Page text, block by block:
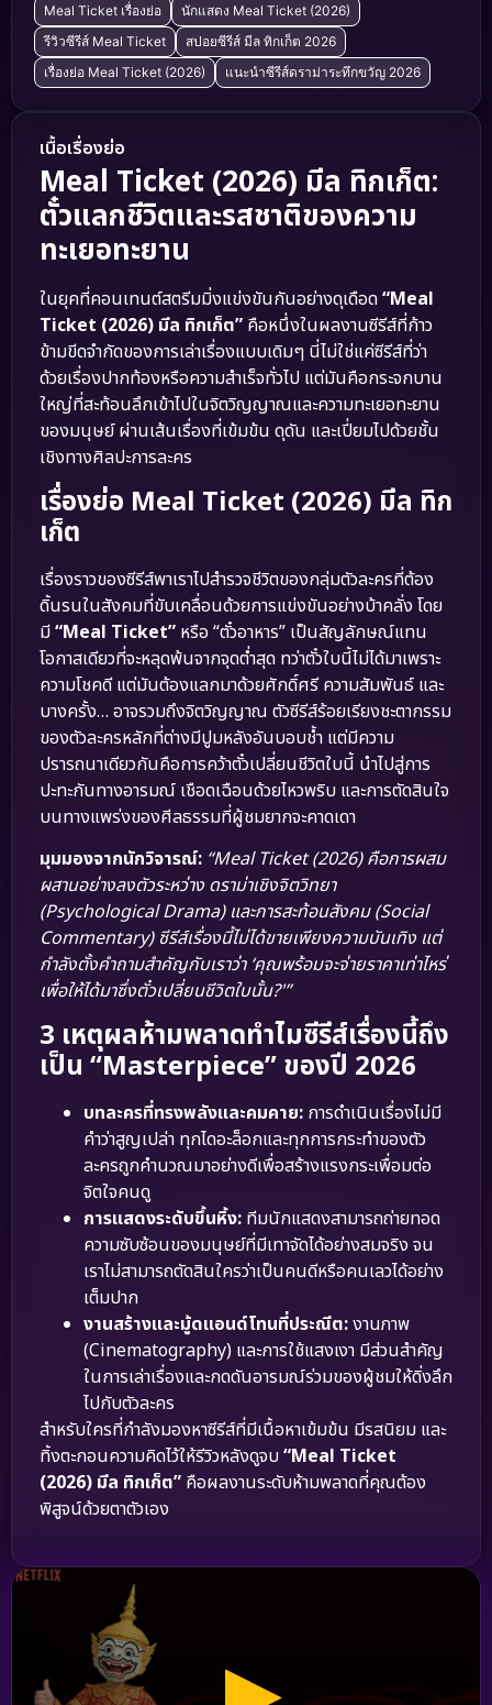
Meal Ticket เรื่องย่อ
นักแสดง Meal Ticket (2026)
รีวิวซีรีส์ Meal Ticket
สปอยซีรีส์ มีล ทิกเก็ต 2026
เรื่องย่อ Meal Ticket (2026)
แนะนำซีรีส์ดราม่าระทึกขวัญ 2026
เนื้อเรื่องย่อ
Meal Ticket (2026) มีล ทิกเก็ต:
ตั๋วแลกชีวิตและรสชาติของความ
ทะเยอทะยาน
ในยุคที่คอนเทนต์สตรีมมิ่งแข่งขันกันอย่างดุเดือด“Meal
Ticket (2026) มีล ทิกเก็ต” คือหนึ่งในผลงานซีรีส์ที่ก้าว
ข้ามขีดจำกัดของการเล่าเรื่องแบบเดิมๆ นี่ไม่ใช่แค่ซีรีส์ที่ว่า
ด้วยเรื่องปากท้องหรือความสำเร็จทั่วไป แต่มันคือกระจกบาน
ใหญ่ที่สะท้อนลึกเข้าไปในจิตวิญญาณและความทะเยอทะยาน
ของมนุษย์ ผ่านเส้นเรื่องที่เข้มข้น ดุดัน และเปี่ยมไปด้วยชั้น
เชิงทางศิลปะการละคร
เรื่องย่อ Meal Ticket (2026) มีล ทิก
เก็ต
เรื่องราวของซีรีส์พาเราไปสำรวจชีวิตของกลุ่มตัวละครที่ต้อง
ดิ้นรนในสังคมที่ขับเคลื่อนด้วยการแข่งขันอย่างบ้าคลั่ง โดย
มี“Meal Ticket” หรือ “ตั๋วอาหาร” เป็นสัญลักษณ์แทน
โอกาสเดียวที่จะหลุดพ้นจากจุดต่ำสุด ทว่าตั๋วใบนี้ไม่ได้มาเพราะ
ความโชคดี แต่มันต้องแลกมาด้วยศักดิ์ศรี ความสัมพันธ์ และ
บางครั้ง… อาจรวมถึงจิตวิญญาณ ตัวซีรีส์ร้อยเรียงชะตากรรม
ของตัวละครหลักที่ต่างมีปูมหลังอันบอบช้ำ แต่มีความ
ปรารถนาเดียวกันคือการคว้าตั๋วเปลี่ยนชีวิตใบนี้ นำไปสู่การ
ปะทะกันทางอารมณ์ เชือดเฉือนด้วยไหวพริบ และการตัดสินใจ
บนทางแพร่งของศีลธรรมที่ผู้ชมยากจะคาดเดา
มุมมองจากนักวิจารณ์: “Meal Ticket (2026) คือการผสม
ผสานอย่างลงตัวระหว่าง ดราม่าเชิงจิตวิทยา
(Psychological Drama) และการสะท้อนสังคม (Social
Commentary) ซีรีส์เรื่องนี้ไม่ได้ขายเพียงความบันเทิง แต่
กำลังตั้งคำถามสำคัญกับเราว่า ‘คุณพร้อมจะจ่ายราคาเท่าไหร่
เพื่อให้ได้มาซึ่งตั๋วเปลี่ยนชีวิตใบนั้น?'”
3 เหตุผลห้ามพลาดทำไมซีรีส์เรื่องนี้ถึง
เป็น “Masterpiece” ของปี 2026
บทละครที่ทรงพลังและคมคาย: การดำเนินเรื่องไม่มี
คำว่าสูญเปล่า ทุกไดอะล็อกและทุกการกระทำของตัว
ละครถูกคำนวณมาอย่างดีเพื่อสร้างแรงกระเพื่อมต่อ
จิตใจคนดู
การแสดงระดับขึ้นหิ้ง: ทีมนักแสดงสามารถถ่ายทอด
ความซับซ้อนของมนุษย์ที่มีเทาจัดได้อย่างสมจริง จน
เราไม่สามารถตัดสินใครว่าเป็นคนดีหรือคนเลวได้อย่าง
เต็มปาก
งานสร้างและมู้ดแอนด์โทนที่ประณีต:งานภาพ
(Cinematography) และการใช้แสงเงา มีส่วนสำคัญ
ในการเล่าเรื่องและกดดันอารมณ์ร่วมของผู้ชมให้ดิ่งลึก
ไปกับตัวละคร
สำหรับใครที่กำลังมองหาซีรีส์ที่มีเนื้อหาเข้มข้น มีรสนิยม และ
ทิ้งตะกอนความคิดไว้ให้รีวิวหลังดูจบ“Meal Ticket
(2026) มีล ทิกเก็ต” คือผลงานระดับห้ามพลาดที่คุณต้อง
พิสูจน์ด้วยตาตัวเอง